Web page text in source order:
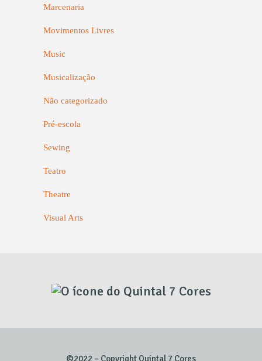
Marcenaria
Movimentos Livres
Music
Musicalização
Não categorizado
Pré-escola
Sewing
Teatro
Theatre
Visual Arts
©2022 – Copyright Quintal 7 Cores